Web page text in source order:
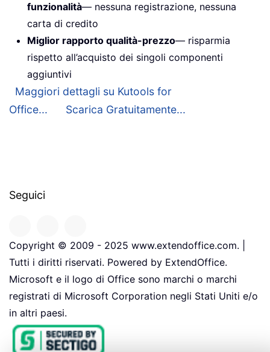
funzionalità— nessuna registrazione, nessuna
carta di credito
Miglior rapporto qualità-prezzo— risparmia
rispetto all’acquisto dei singoli componenti
aggiuntivi
Maggiori dettagli su Kutools for
Office...
Scarica Gratuitamente...
Seguici
Copyright © 2009 - 2025 www.extendoffice.com. |
Tutti i diritti riservati. Powered by ExtendOffice.
Microsoft e il logo di Office sono marchi o marchi
registrati di Microsoft Corporation negli Stati Uniti e/o
in altri paesi.